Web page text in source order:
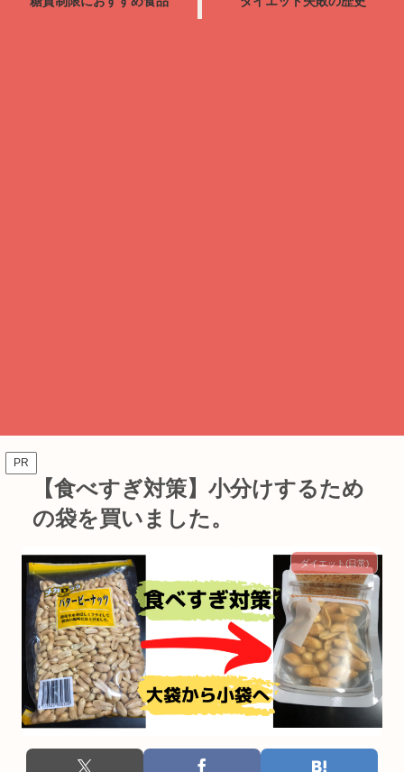
PR
【食べすぎ対策】小分けするため
の袋を買いました。
ダイエット(日常)